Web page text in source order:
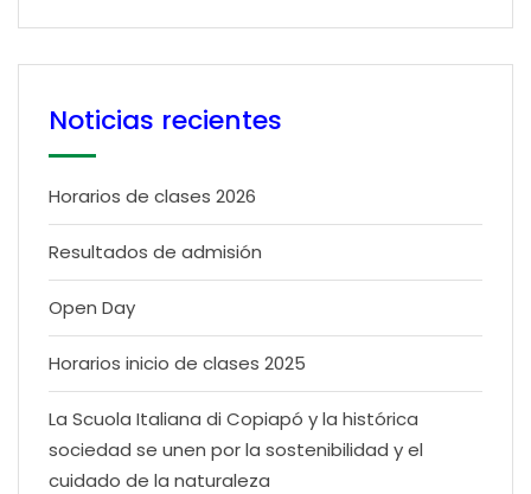
Noticias recientes
Horarios de clases 2026
Resultados de admisión
Open Day
Horarios inicio de clases 2025
La Scuola Italiana di Copiapó y la histórica
sociedad se unen por la sostenibilidad y el
cuidado de la naturaleza